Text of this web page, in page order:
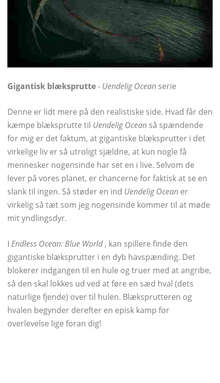
Gigantisk blæksprutte- Uendelig Ocean serie
Denne er lidt mere på den realistiske side. Hvad får den
kæmpe blæksprutte til Uendelig Ocean så spændende
for mig er det faktum, at gigantiske blæksprutter i det
virkelige liv er så utroligt sjældne, at kun nogle få
mennesker nogensinde har set en i live. Selvom de
lever på vores planet, er chancerne for faktisk at se en
slank til ingen. Så støder en ind Uendelig Ocean er
virkelig så tæt som jeg nogensinde kommer til at møde
mit yndlingsdyr.
I Endless Ocean: Blue World, kan spillere finde den
gigantiske blæksprutter i en dyb havspænding. Det
blokerer indgangen til en hule og truer med at angribe,
så den skal lokkes ud ved at føre en sæd hval (dets
naturlige fjende) over til hulen. Blæksprutteren og
hvalen begynder derefter en episk kamp for
overlevelse lige foran dig!